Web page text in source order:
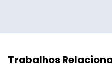
Trabalhos